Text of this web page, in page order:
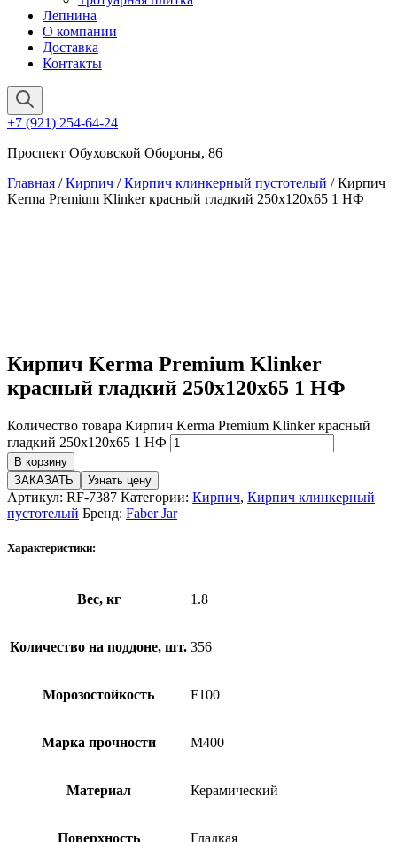
Лепнина
О компании
Доставка
Контакты
+7 (921) 254-64-24
Проспект Обуховской Обороны, 86
Главная /Кирпич /Кирпич клинкерный пустотелый / Кирпич
Kerma Premium Klinker красный гладкий 250x120x65 1 НФ
Кирпич Kerma Premium Klinker
красный гладкий 250x120x65 1 НФ
Количество товара Кирпич Kerma Premium Klinker красный
гладкий 250x120x65 1 НФ
В корзину
ЗАКАЗАТЬ
Узнать цену
Артикул: RF-7387 Категории: Кирпич, Кирпич клинкерный
пустотелый Бренд: Faber Jar
Характеристики:
Вес, кг 1.8
Количество на поддоне, шт. 356
Морозостойкость F100
Марка прочности М400
Материал Керамический
Поверхность Гладкая